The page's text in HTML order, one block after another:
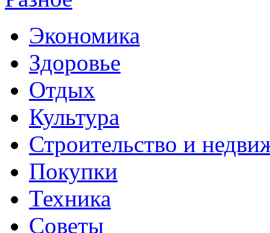
Экономика
Здоровье
Отдых
Культура
Строительство и
Покупки
Техника
Советы